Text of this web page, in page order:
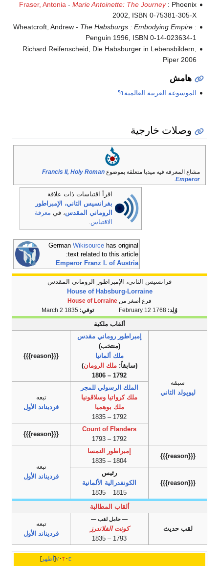
Fraser, Antonia- Marie Antoinette: The Journey: Phoenix
2002, ISBN 0-75381-305-X
Wheatcroft, Andrew - The Habsburgs : Embodying Empire:
Penguin 1996, ISBN 0-14-023634-1
Richard Reifenscheid, Die Habsburger in Lebensbildern,
Piper 2006
هامش
الموسوعة العربية العالمية
وصلات خارجية
مشاع المعرفة فيه ميديا متعلقة بموضوعFrancis II, Holy Roman
Emperor
.
اقرأ اقتباسات ذات علاقة
بفرانسيس الثاني، الإمبراطور
الروماني المقدس، في معرفة
الاقتباس.
German Wikisourcehas original
text related to this article:
Emperor Franz I. of Austria
فرانسيس الثاني، الإمبراطور الروماني المقدس
House of Habsburg-Lorraine
فرع أصغر من House of Lorraine
وُلِد: February 12 1768 توفي:
ألقاب ملكية
سبقه
ليوپولد الثاني
إمبراطور روماني مقدس
(منتخب)
ملك ألمانيا
(سابقاً:ملك الرومان)
1792 – 1806
{{{reason}}}
الملك الرسولي للمجر
ملك كرواتيا وسلاڤونيا
ملك بوهميا
1792 – 1835
تبعه
فرديناند الأول
Count of Flanders
1792 – 1793
{{{reason}}}
{{{reason}}}
إمبراطور النمسا
1804 – 1835
تبعه
فرديناند الأول
{{{reason}}}
رئيس
الكونفدرالية الألمانية
1815 – 1835
ألقاب المطالبة
لقب حديث
— حامل لقب —
كونت الفلاندرز
1793 – 1835
تبعه
فرديناند الأول
أظهر v t e